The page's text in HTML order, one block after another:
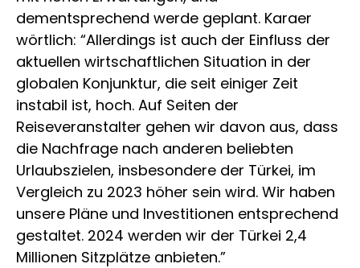
dementsprechend werde geplant. Karaer
wörtlich: “Allerdings ist auch der Einfluss der
aktuellen wirtschaftlichen Situation in der
globalen Konjunktur, die seit einiger Zeit
instabil ist, hoch. Auf Seiten der
Reiseveranstalter gehen wir davon aus, dass
die Nachfrage nach anderen beliebten
Urlaubszielen, insbesondere der Türkei, im
Vergleich zu 2023 höher sein wird. Wir haben
unsere Pläne und Investitionen entsprechend
gestaltet. 2024 werden wir der Türkei 2,4
Millionen Sitzplätze anbieten.”